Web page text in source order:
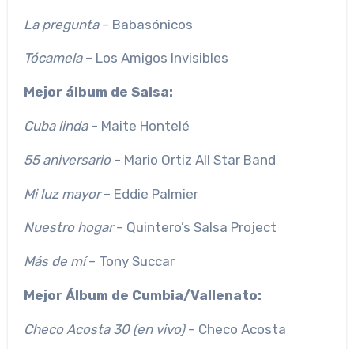
La pregunta– Babasónicos
Tócamela– Los Amigos Invisibles
Mejor álbum de Salsa:
Cuba linda– Maite Hontelé
55 aniversario– Mario Ortiz All Star Band
Mi luz mayor– Eddie Palmier
Nuestro hogar– Quintero’s Salsa Project
Más de mí– Tony Succar
Mejor Álbum de Cumbia/Vallenato:
Checo Acosta 30 (en vivo)– Checo Acosta